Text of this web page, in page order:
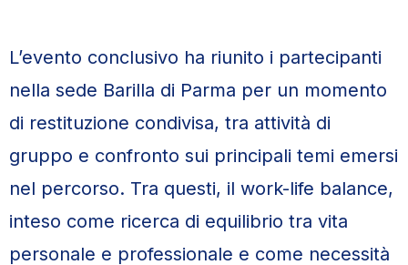
L’evento conclusivo ha riunito i partecipanti
nella sede Barilla di Parma per un momento
di restituzione condivisa, tra attività di
gruppo e confronto sui principali temi emersi
nel percorso. Tra questi, il work-life balance,
inteso come ricerca di equilibrio tra vita
personale e professionale e come necessità